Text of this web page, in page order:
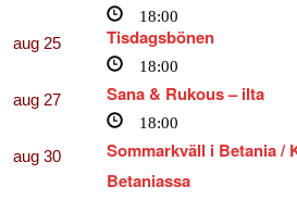
18:00
aug 25 Tisdagsbönen
18:00
aug 27 Sana & Rukous – ilta
18:00
aug 30
Sommarkväll i Betania /
Betaniassa